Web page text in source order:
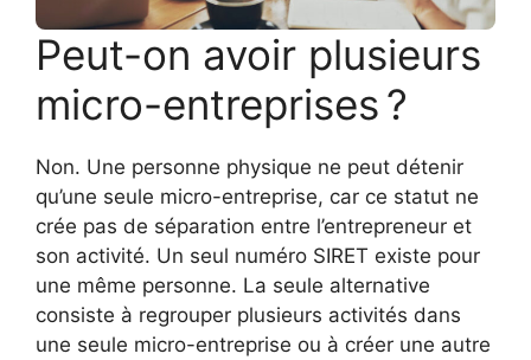
Peut-on avoir plusieurs
micro-entreprises ?
Non. Une personne physique ne peut détenir
qu’une seule micro-entreprise, car ce statut ne
crée pas de séparation entre l’entrepreneur et
son activité. Un seul numéro SIRET existe pour
une même personne. La seule alternative
consiste à regrouper plusieurs activités dans
une seule micro-entreprise ou à créer une autre